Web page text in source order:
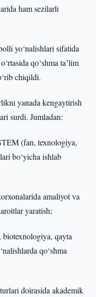
ham sezilarli
yo‘nalishlari sifatida
qo‘shma taʼlim
chiqildi.
yanada kengaytirish
surdi. Jumladan:
(fan, texnologiya,
bo‘yicha ishlab
amaliyot va
yaratish;
qayta
qo‘shma
doirasida akademik